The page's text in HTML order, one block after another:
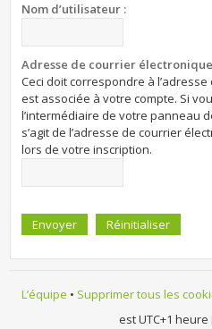
Nom d’utilisateur :
Adresse de courrier
Ceci doit correspondre à
est associée à votre compte. Si
l’intermédiaire de votre panneau
s’agit de l’adresse de courrier
lors de votre inscription.
L’équipe • Supprimer tous les
est UTC+1